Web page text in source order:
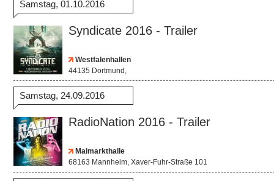
Samstag, 01.10.2016
Syndicate 2016 - Trailer
Westfalenhallen
44135 Dortmund,
Samstag, 24.09.2016
RadioNation 2016 - Trailer
Maimarkthalle
68163 Mannheim, Xaver-Fuhr-Straße 101